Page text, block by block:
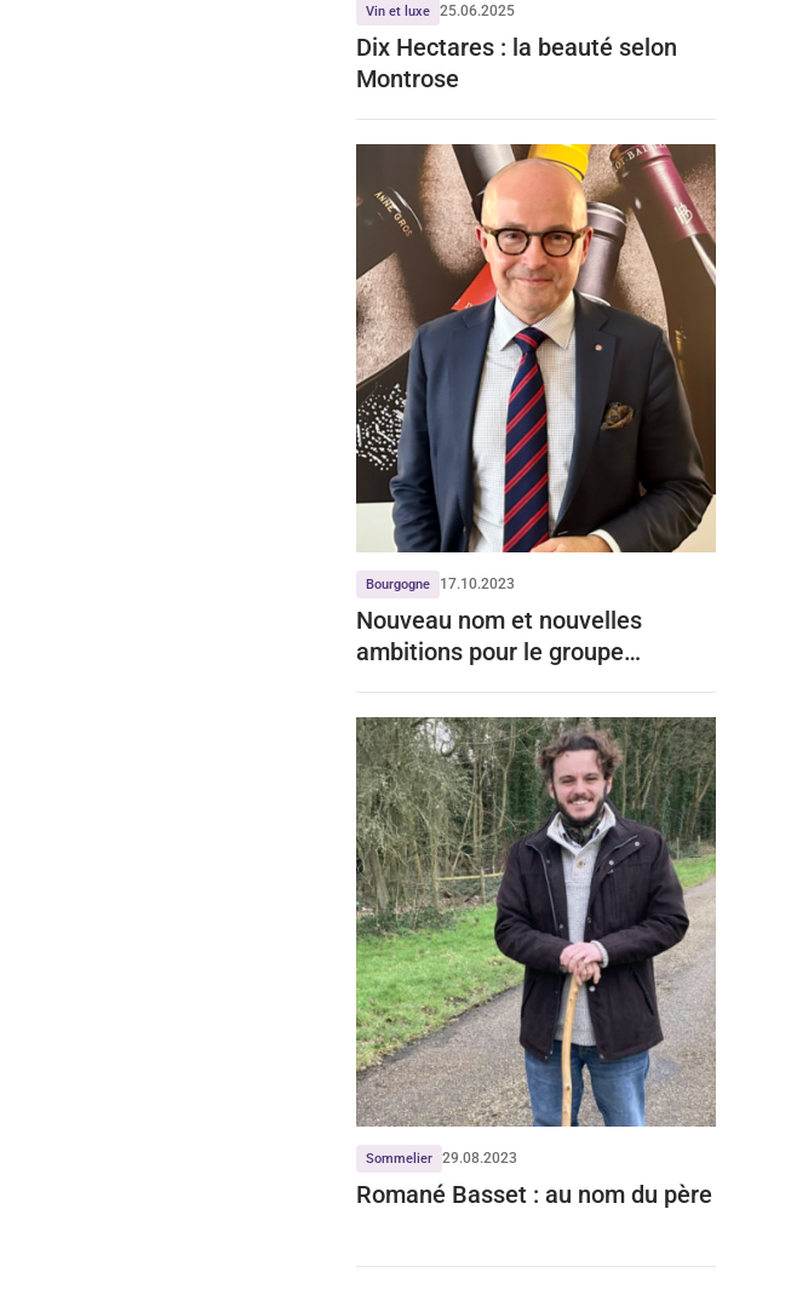
Vin et luxe 25.06.2025
Dix Hectares : la beauté selon
Montrose
Bourgogne 17.10.2023
Nouveau nom et nouvelles
ambitions pour le groupe
Sommelier 29.08.2023
Romané Basset : au nom du père